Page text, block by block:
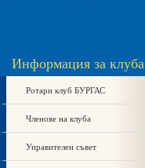
Информация за клуба
Ротари клуб БУРГАС
Членове на клуба
Управителен съвет